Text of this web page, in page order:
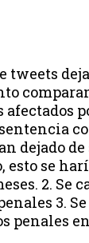
tweets
afectados
dejado
esto se
2. Se
3.
penales